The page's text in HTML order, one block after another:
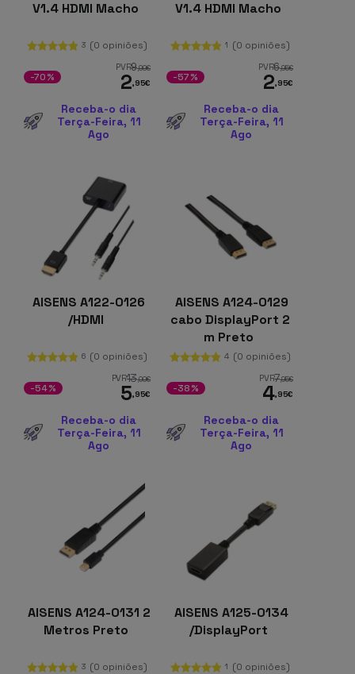
V1.4 HDMI Macho
3 (0 opiniões)
PVR9,99€
2,95€
-70%
Receba-o dia
Terça-Feira, 11
Ago
V1.4 HDMI Macho
1 (0 opiniões)
PVR6,95€
2,95€
-57%
Receba-o dia
Terça-Feira, 11
Ago
AISENS A122-0126
/HDMI
6 (0 opiniões)
PVR13,00€
5,95€
-54%
Receba-o dia
Terça-Feira, 11
Ago
AISENS A124-0129
cabo DisplayPort 2
m Preto
4 (0 opiniões)
PVR7,95€
4,95€
-38%
Receba-o dia
Terça-Feira, 11
Ago
AISENS A124-0131 2
Metros Preto
3 (0 opiniões)
AISENS A125-0134
/DisplayPort
1 (0 opiniões)